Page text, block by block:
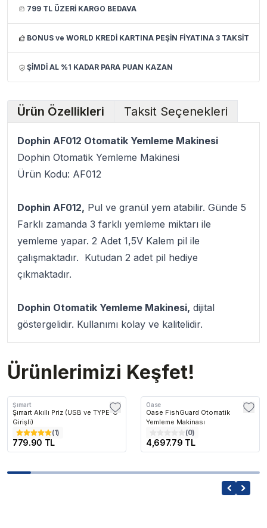
799 TL ÜZERİ KARGO BEDAVA
BONUS ve WORLD KREDİ KARTINA PEŞİN FİYATINA 3 TAKSİT
ŞİMDİ AL %1 KADAR PARA PUAN KAZAN
Ürün Özellikleri Taksit Seçenekleri
Dophin AF012 Otomatik Yemleme Makinesi
Dophin Otomatik Yemleme Makinesi
Ürün Kodu: AF012
Dophin AF012, Pul ve granül yem atabilir. Günde 5
Farklı zamanda 3 farklı yemleme miktarı ile
yemleme yapar. 2 Adet 1,5V Kalem pil ile
çalışmaktadır. Kutudan 2 adet pil hediye
çıkmaktadır.
Dophin Otomatik Yemleme Makinesi, dijital
göstergelidir. Kullanımı kolay ve kalitelidir.
Ürünlerimizi Keşfet!
Şımart
Şımart Akıllı Priz (USB ve TYPE-C
Girişli)
(1)
779.90 TL
Oase
Oase FishGuard Otomatik
Yemleme Makinası
(0)
4,697.79 TL